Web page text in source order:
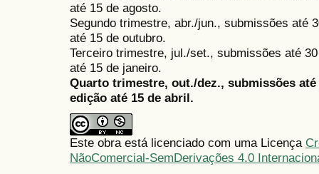
até 15 de agosto.
Segundo trimestre, abr./jun., submissões até
até 15 de outubro.
Terceiro trimestre, jul./set., submissões até
até 15 de janeiro.
Quarto trimestre, out./dez., submissões
edição até 15 de abril.
Este obra está licenciado com uma Licença
NãoComercial-SemDerivações 4.0